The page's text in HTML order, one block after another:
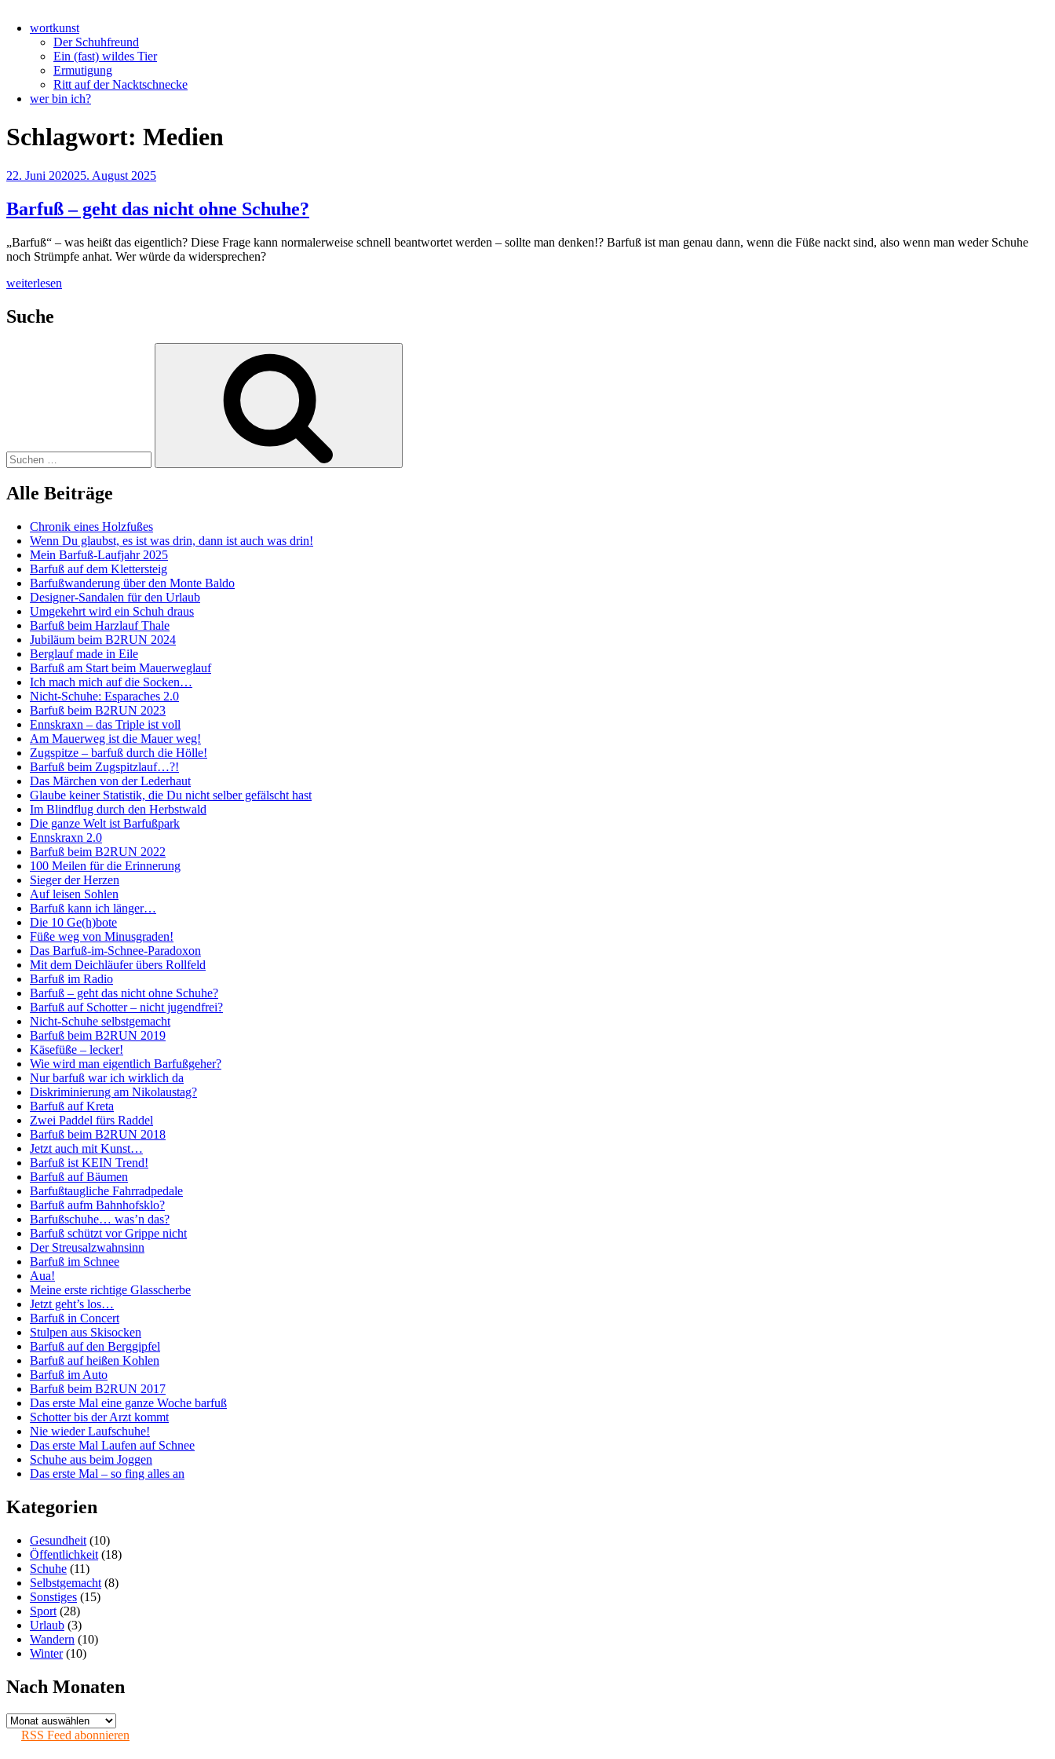
wortkunst
Der Schuhfreund
Ein (fast) wildes Tier
Ermutigung
Ritt auf der Nacktschnecke
wer bin ich?
Schlagwort: Medien
Veröffentlicht
22. Juni 202025. August 2025
Barfuß – geht das nicht ohne Schuhe?
„Barfuß“ – was heißt das eigentlich? Diese Frage kann normalerweise schnell beantwortet werden – sollte man denken!? Barfuß ist man genau dann, wenn die Füße nackt sind, also wenn man weder Schuhe
noch Strümpfe anhat. Wer würde da widersprechen?
„Barfuß
geht
das
weiterlesen
Suche
Alle Beiträge
Chronik eines Holzfußes
Wenn Du glaubst, es ist was drin, dann ist auch was drin!
Mein Barfuß-Laufjahr 2025
Barfuß auf dem Klettersteig
Barfußwanderung über den Monte Baldo
Designer-Sandalen für den Urlaub
Umgekehrt wird ein Schuh draus
Barfuß beim Harzlauf Thale
Jubiläum beim B2RUN 2024
Berglauf made in Eile
Barfuß am Start beim Mauerweglauf
Ich mach mich auf die Socken…
Nicht-Schuhe: Esparaches 2.0
Barfuß beim B2RUN 2023
Ennskraxn – das Triple ist voll
Am Mauerweg ist die Mauer weg!
Zugspitze – barfuß durch die Hölle!
Barfuß beim Zugspitzlauf…?!
Das Märchen von der Lederhaut
Glaube keiner Statistik, die Du nicht selber gefälscht hast
Im Blindflug durch den Herbstwald
Die ganze Welt ist Barfußpark
Ennskraxn 2.0
Barfuß beim B2RUN 2022
100 Meilen für die Erinnerung
Sieger der Herzen
Auf leisen Sohlen
Barfuß kann ich länger…
Die 10 Ge(h)bote
Füße weg von Minusgraden!
Das Barfuß-im-Schnee-Paradoxon
Mit dem Deichläufer übers Rollfeld
Barfuß im Radio
Barfuß – geht das nicht ohne Schuhe?
Barfuß auf Schotter – nicht jugendfrei?
Nicht-Schuhe selbstgemacht
Barfuß beim B2RUN 2019
Käsefüße – lecker!
Wie wird man eigentlich Barfußgeher?
Nur barfuß war ich wirklich da
Diskriminierung am Nikolaustag?
Barfuß auf Kreta
Zwei Paddel fürs Raddel
Barfuß beim B2RUN 2018
Jetzt auch mit Kunst…
Barfuß ist KEIN Trend!
Barfuß auf Bäumen
Barfußtaugliche Fahrradpedale
Barfuß aufm Bahnhofsklo?
Barfußschuhe… was’n das?
Barfuß schützt vor Grippe nicht
Der Streusalzwahnsinn
Barfuß im Schnee
Aua!
Meine erste richtige Glasscherbe
Jetzt geht’s los…
Barfuß in Concert
Stulpen aus Skisocken
Barfuß auf den Berggipfel
Barfuß auf heißen Kohlen
Barfuß im Auto
Barfuß beim B2RUN 2017
Das erste Mal eine ganze Woche barfuß
Schotter bis der Arzt kommt
Nie wieder Laufschuhe!
Das erste Mal Laufen auf Schnee
Schuhe aus beim Joggen
Das erste Mal – so fing alles an
Kategorien
Gesundheit (10)
Öffentlichkeit (18)
Schuhe (11)
Selbstgemacht (8)
Sonstiges (15)
Sport (28)
Urlaub (3)
Wandern (10)
Winter(10)
Nach Monaten
Nach
Monaten
RSS Feed abonnieren